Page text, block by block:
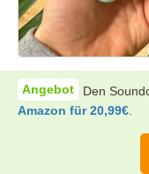
Den
Amazon für 20,99€